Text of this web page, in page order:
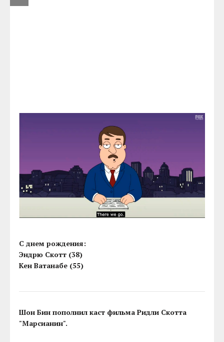
С днем рождения:
Эндрю Скотт (38)
Кен Ватанабе (55)
Шон Бин пополнил каст фильма Ридли Скотта
"Марсианин".